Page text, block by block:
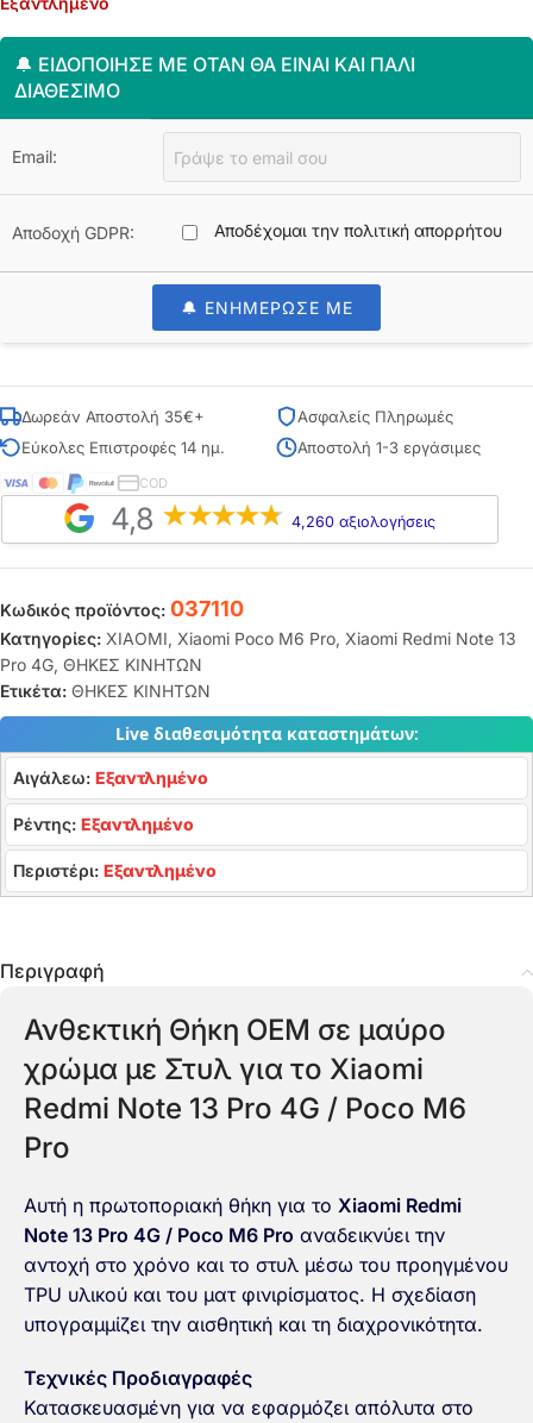
🔔 ΕΙΔΟΠΟΊΗΣΈ ΜΕ ΌΤΑΝ ΘΑ ΕΊΝΑΙ ΚΑΙ ΠΆΛΙ
ΔΙΑΘΈΣΙΜΟ
Email:
Αποδοχή GDPR: Αποδέχομαι την πολιτική απορρήτου
🔔 ΕΝΗΜΕΡΩΣΕ ΜΕ
Δωρεάν Αποστολή 35€+
Ασφαλείς Πληρωμές
Εύκολες Επιστροφές 14 ημ.
Αποστολή 1-3 εργάσιμες
COD
4,8 4,260 αξιολογήσεις
Κωδικός προϊόντος: 037110
Κατηγορίες: XIAOMI, Xiaomi Poco M6 Pro, Xiaomi Redmi Note 13
Pro 4G, ΘΗΚΕΣ ΚΙΝΗΤΩΝ
Ετικέτα: ΘΗΚΕΣ ΚΙΝΗΤΩΝ
Live διαθεσιμότητα καταστημάτων:
Αιγάλεω: Εξαντλημένο
Ρέντης: Εξαντλημένο
Περιστέρι: Εξαντλημένο
Περιγραφή
Ανθεκτική Θήκη OEM σε μαύρο
χρώμα με Στυλ για το Xiaomi
Redmi Note 13 Pro 4G / Poco M6
Pro
Αυτή η πρωτοποριακή θήκη για το Xiaomi Redmi
Note 13 Pro 4G / Poco M6 Pro αναδεικνύει την
αντοχή στο χρόνο και το στυλ μέσω του προηγμένου
TPU υλικού και του ματ φινιρίσματος. Η σχεδίαση
υπογραμμίζει την αισθητική και τη διαχρονικότητα.
Τεχνικές Προδιαγραφές
Κατασκευασμένη για να εφαρμόζει απόλυτα στο